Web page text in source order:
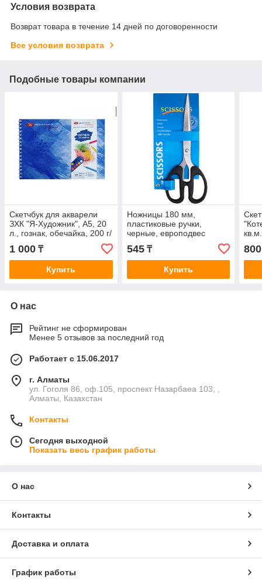
Условия возврата
Возврат товара в течение 14 дней по договоренности
Все условия возврата
Подобные товары компании
Скетчбук для акварели
ЗХК "Я-Художник", А5, 20
л., гознак, обечайка, 200 г/
кв.м., на спирали
1 000 ₸
Купить
Ножницы 180 мм,
пластиковые ручки,
черные, европодвес
545₸
Купить
800
О нас
Рейтинг не сформирован
Менее 5 отзывов за последний год
Работает с 15.06.2017
г. Алматы
ул. Гоголя 86, оф.105, проспект Назарбаеа 103, ,
Алматы, Казахстан
Контакты
Сегодня выходной
Показать весь график работы
О нас
Контакты
Доставка и оплата
График работы